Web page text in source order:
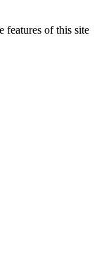
features of this site